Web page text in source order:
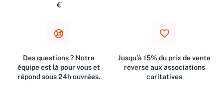
€
Des questions ? Notre
équipe est là pour vous et
répond sous 24h ouvrées.
Jusqu'à 15% du prix de vente
reversé aux associations
caritatives